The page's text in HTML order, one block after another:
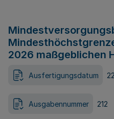
2026 maßgeblichen
Ausfertigungsdatum
Ausgabennummer 212